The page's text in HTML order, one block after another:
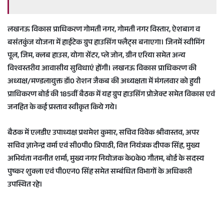
l
लखनऊ विकास प्राधिकरण गोमती नगर, गोमती नगर विस्तार, ऐशबाग व
बसंतकुंज योजना में हाईटेक ग्रुप हाउसिंग फ्लैट्स बनाएगा। जिनमें स्वीमिंग
पूल, जिम, क्लब हाउस, योगा सेंटर, प्ले जोन, ग्रीन एरिया समेत अन्य
विश्वस्तरीय आवासीय सुविधाएं होंगी। लखनऊ विकास प्राधिकरण की
अध्यक्ष/मण्डलायुक्त डॉ0 रोशन जैकब की अध्यक्षता में मंगलवार को हुयी
प्राधिकरण बोर्ड की 185वीं बैठक में यह ग्रुप हाउसिंग प्रोजेक्ट समेत विकास एवं
जनहित के कई प्रस्ताव स्वीकृत किये गये।
बैठक में एलडीए उपाध्यक्ष प्रथमेश कुमार, सचिव विवेक श्रीवास्तव, अपर
सचिव ज्ञानेन्द्र वर्मा एवं सी0पी0 त्रिपाठी, वित्त नियंत्रक दीपक सिंह, मुख्य
अभियंता नवनीत शर्मा, मुख्य नगर नियोजक के0के0 गौतम, बोर्ड के सदस्य
पुष्कर शुक्ला एवं पी0एन0 सिंह समेत सम्बंधित विभागों के अधिकारी
उपस्थित रहे।